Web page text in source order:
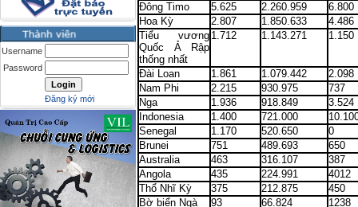
Username
Password
Đăng ký mới
Đông Timo
5.625 2.260.959
6.800
Hoa Kỳ
2.807 1.850.633
4.486
Tiểu vương
Quốc Ả Rập
thống nhất
1.712 1.143.271 1.150
Đài Loan 1.861 1.079.442
2.098
Nam Phi 2.215 930.975
737
Nga
1.936 918.849
3.524
Indonesia
1.400 721.000
Senegal
1.170 520.650
0
Brunei
751 489.693
650
Australia
463 316.107
387
Angola
435 224.991
4012
Thổ Nhĩ Kỳ
375 212.875
450
Bờ biển Ngà
93 66.824
1238